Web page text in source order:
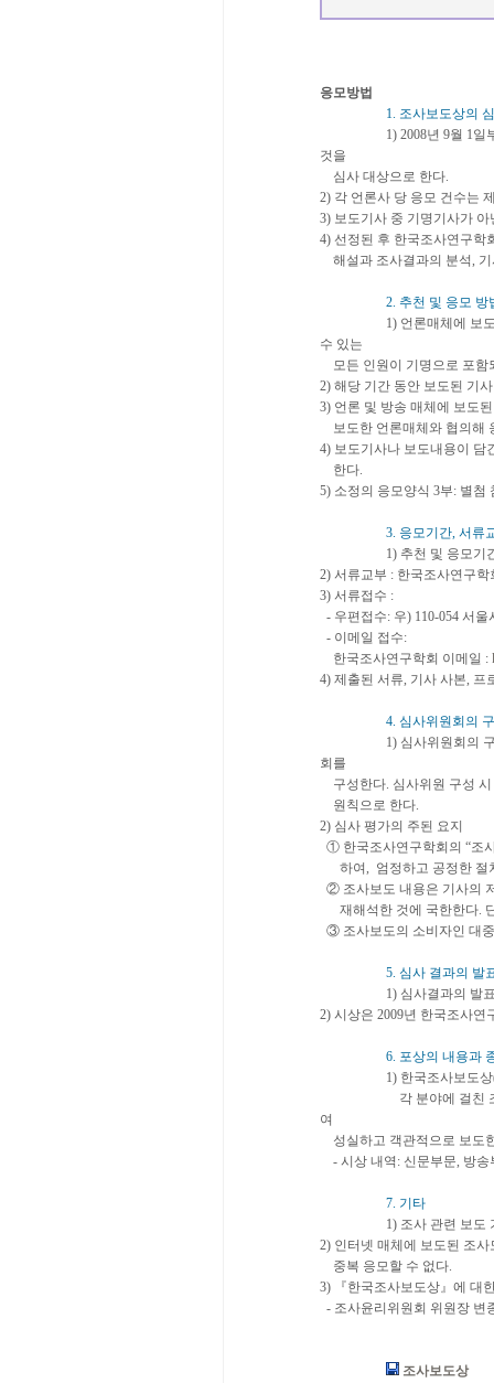
응모방법
1. 조사보도상의
1) 2008년 9월 1일부터
것을
심사 대상으로 한다.
2) 각 언론사 당 응모 건수는
3) 보도기사 중 기명기사가
4) 선정된 후 한국조사연구학
해설과 조사결과의 분석,
2. 추천 및 응모 방
1) 언론매체에 보도된 기
수 있는
모든 인원이 기명으로 포함
2) 해당 기간 동안 보도된 기
3) 언론 및 방송 매체에 보도
보도한 언론매체와 협의해
4) 보도기사나 보도내용이 담
한다.
5) 소정의 응모양식 3부: 별첨
3. 응모기간, 서류
1) 추천 및 응모기간:
2) 서류교부 : 한국조사연구
3) 서류접수 :
- 우편접수: 우) 110-054 서
- 이메일 접수:
한국조사연구학회 이메일 :
4) 제출된 서류, 기사 사본, 프
4. 심사위원회의
1) 심사위원회의 구성 :
회를
구성한다. 심사위원 구성 시
원칙으로 한다.
2) 심사 평가의 주된 요지
① 한국조사연구학회의 “조
하여, 엄정하고 공정한 절
② 조사보도 내용은 기사의
재해석한 것에 국한한다.
③ 조사보도의 소비자인 대
5. 심사 결과의 발
1) 심사결과의 발표는
2) 시상은 2009년 한국조사
6. 포상의 내용과
1) 한국조사보도상
각 분야에 걸친 조사결과
여
성실하고 객관적으로 보도
- 시상 내역: 신문부문, 방송
7. 기타
1) 조사 관련 보도 기사를
2) 인터넷 매체에 보도된 조
중복 응모할 수 없다.
3) 『한국조사보도상』에 대
- 조사윤리위원회 위원장 변
조사보